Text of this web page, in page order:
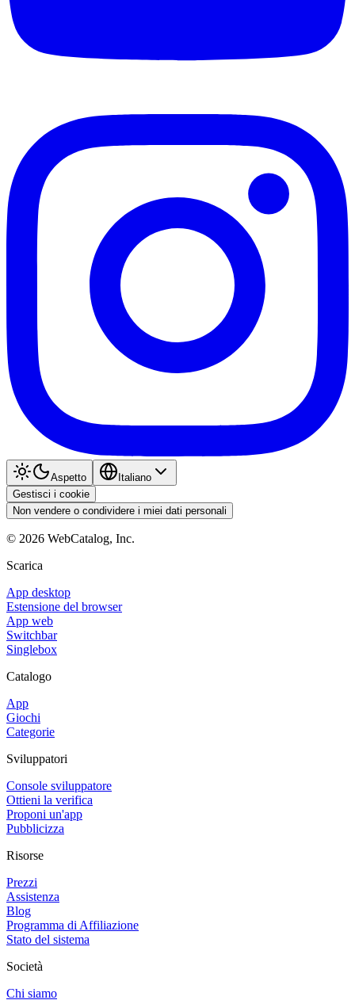
Aspetto
Italiano
Gestisci i cookie
Non vendere o condividere i miei dati personali
© 2026 WebCatalog, Inc.
Scarica
App desktop
Estensione del browser
App web
Switchbar
Singlebox
Catalogo
App
Giochi
Categorie
Sviluppatori
Console sviluppatore
Ottieni la verifica
Proponi un'app
Pubblicizza
Risorse
Prezzi
Assistenza
Blog
Programma di Affiliazione
Stato del sistema
Società
Chi siamo